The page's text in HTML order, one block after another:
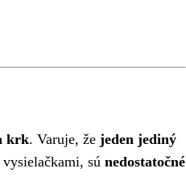
krk. Varuje, že jeden jediný
sú nedostatočné